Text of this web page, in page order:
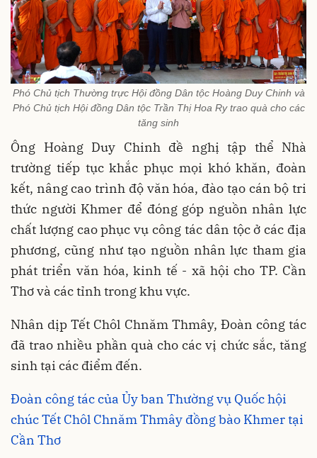
Phó Chủ tịch Thường trực Hội đồng Dân tộc Hoàng Duy Chinh và
Phó Chủ tịch Hội đồng Dân tộc Trần Thị Hoa Ry trao quà cho các
tăng sinh
Ông Hoàng Duy Chinh đề nghị tập thể Nhà
trường tiếp tục khắc phục mọi khó khăn, đoàn
kết, nâng cao trình độ văn hóa, đào tạo cán bộ tri
thức người Khmer để đóng góp nguồn nhân lực
chất lượng cao phục vụ công tác dân tộc ở các địa
phương, cũng như tạo nguồn nhân lực tham gia
phát triển văn hóa, kinh tế - xã hội cho TP. Cần
Thơ và các tỉnh trong khu vực.
Nhân dịp Tết Chôl Chnăm Thmây, Đoàn công tác
đã trao nhiều phần quà cho các vị chức sắc, tăng
sinh tại các điểm đến.
Đoàn công tác của Ủy ban Thường vụ Quốc hội
chúc Tết Chôl Chnăm Thmây đồng bào Khmer tại
Cần Thơ